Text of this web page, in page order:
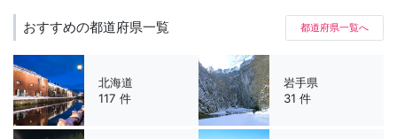
おすすめの都道府県一覧 都道府県一覧へ
北海道
117 件
岩手県
31 件